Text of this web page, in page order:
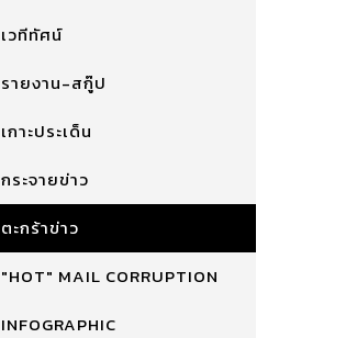
เวทีทัศน์
รายงาน-สกู๊ป
เกาะประเด็น
กระจายข่าว
ตะกร้าข่าว
"HOT" MAIL CORRUPTION
INFOGRAPHIC